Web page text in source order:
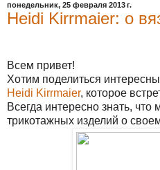
понедельник, 25 февраля 2013 г.
Heidi Kirrmaier: о
Всем привет!
Хотим поделиться
Heidi Kirrmaier, которое
Всегда интересно знать, что
трикотажных изделий о